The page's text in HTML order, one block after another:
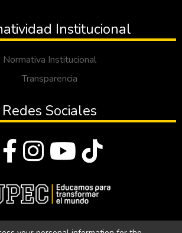
Institucional
Normativa Institucional
Transparencia
Redes Sociales